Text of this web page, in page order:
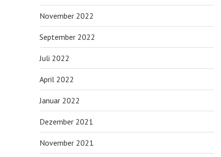
November 2022
September 2022
Juli 2022
April 2022
Januar 2022
Dezember 2021
November 2021